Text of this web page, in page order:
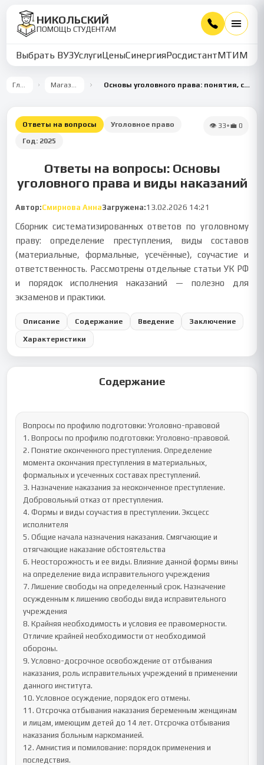
НИКОЛЬСКИЙ
ПОМОЩЬ СТУДЕНТАМ
Выбрать ВУЗУслугиЦеныСинергияРосдистантМТИММУ
Главная Магазин работ Основы уголовного права: понятия, составы преступлений и исполнение наказаний
Ответы на вопросы
Уголовное право
Год: 2025
👁 33•💼 0
Ответы на вопросы: Основы
уголовного права и виды наказаний
Автор:Смирнова АннаЗагружена:13.02.2026 14:21
Сборник систематизированных ответов по уголовному
праву: определение преступления, виды составов
(материальные, формальные, усечённые), соучастие и
ответственность. Рассмотрены отдельные статьи УК РФ
и порядок исполнения наказаний — полезно для
экзаменов и практики.
Описание Содержание Введение Заключение
Характеристики
Содержание
Вопросы по профилю подготовки: Уголовно-правовой
1. Вопросы по профилю подготовки: Уголовно-правовой.
2. Понятие оконченного преступления. Определение
момента окончания преступления в материальных,
формальных и усеченных составах преступлений.
3. Назначение наказания за неоконченное преступление.
Добровольный отказ от преступления.
4. Формы и виды соучастия в преступлении. Эксцесс
исполнителя
5. Общие начала назначения наказания. Смягчающие и
отягчающие наказание обстоятельства
6. Неосторожность и ее виды. Влияние данной формы вины
на определение вида исправительного учреждения
7. Лишение свободы на определенный срок. Назначение
осужденным к лишению свободы вида исправительного
учреждения
8. Крайняя необходимость и условия ее правомерности.
Отличие крайней необходимости от необходимой
обороны.
9. Условно-досрочное освобождение от отбывания
наказания, роль исправительных учреждений в применении
данного института.
10. Условное осуждение, порядок его отмены.
11. Отсрочка отбывания наказания беременным женщинам
и лицам, имеющим детей до 14 лет. Отсрочка отбывания
наказания больным наркоманией.
12. Амнистия и помилование: порядок применения и
последствия.